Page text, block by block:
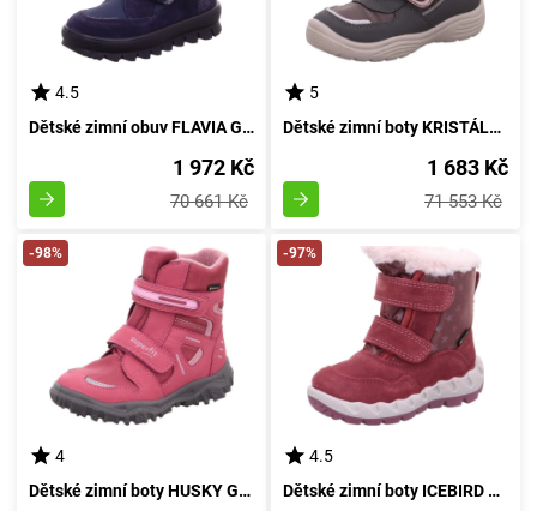
4.5
Dětské zimní obuv FLAVIA GTX od značky Superfit, model 1-000218-8000, v modrém provedení - velikost 34
1 972 Kč
70 661 Kč
5
Dětské zimní boty KRISTÁLOVÉ GTX, Superfit, 1-009098-2000, šedé - velikost 35
1 683 Kč
71 553 Kč
-98%
4
Dětské zimní boty HUSKY GTX, Superfit, 1-809080-5500, růžové barvy - velikost 42
-97%
4.5
Dětské zimní boty ICEBIRD GTX, Superfit, 1-006011-5500, růžové - velikost 33